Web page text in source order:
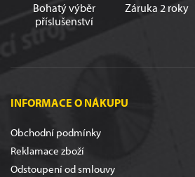
Bohatý výběr
příslušenství
Záruka 2 roky
INFORMACE O NÁKUPU
Obchodní podmínky
Reklamace zboží
Odstoupení od smlouvy